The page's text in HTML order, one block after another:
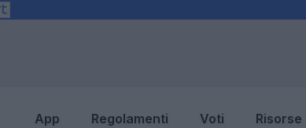
App Regolamenti Voti Risorse